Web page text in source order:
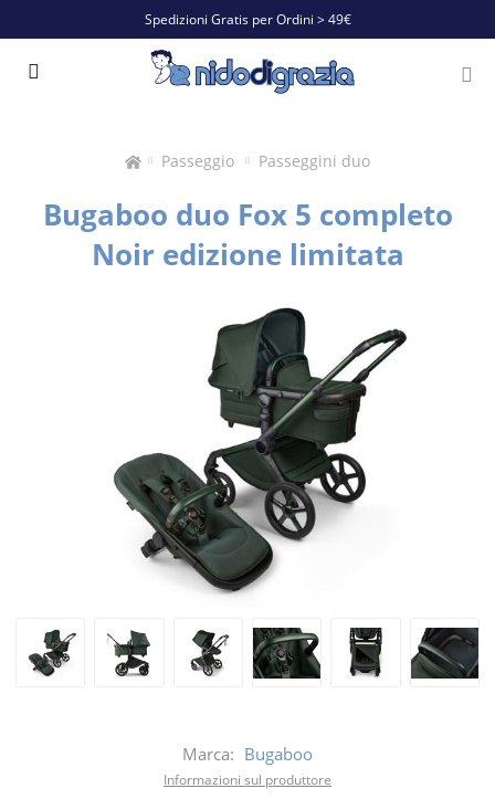
Spedizioni Gratis per Ordini > 49€
Passeggio Passeggini duo
Bugaboo duo Fox 5 completo
Noir edizione limitata
Marca: Bugaboo
Informazioni sul produttore